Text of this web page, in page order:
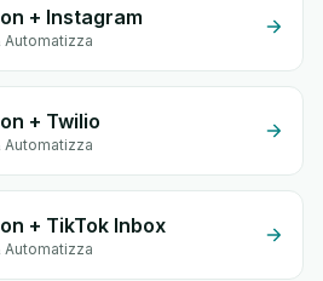
+ Instagram
Automatizza
+ Twilio
Automatizza
+ TikTok Inbox
Automatizza